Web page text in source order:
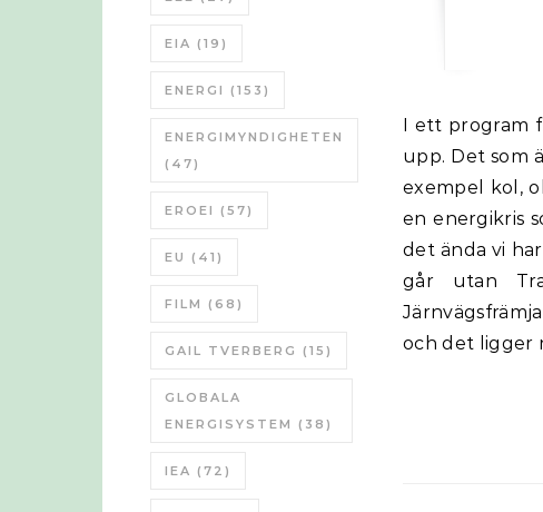
EIA (19)
ENERGI (153)
ENERGIMYNDIGHETEN
(47)
EROEI (57)
EU (41)
FILM (68)
GAIL TVERBERG (15)
GLOBALA
ENERGISYSTEM (38)
IEA (72)
I ett program från SvT om Svenska Hemligheter så visas två gamla ånglok
upp. Det som
exempel kol,
en energikris
det ända vi
går utan
och det ligger